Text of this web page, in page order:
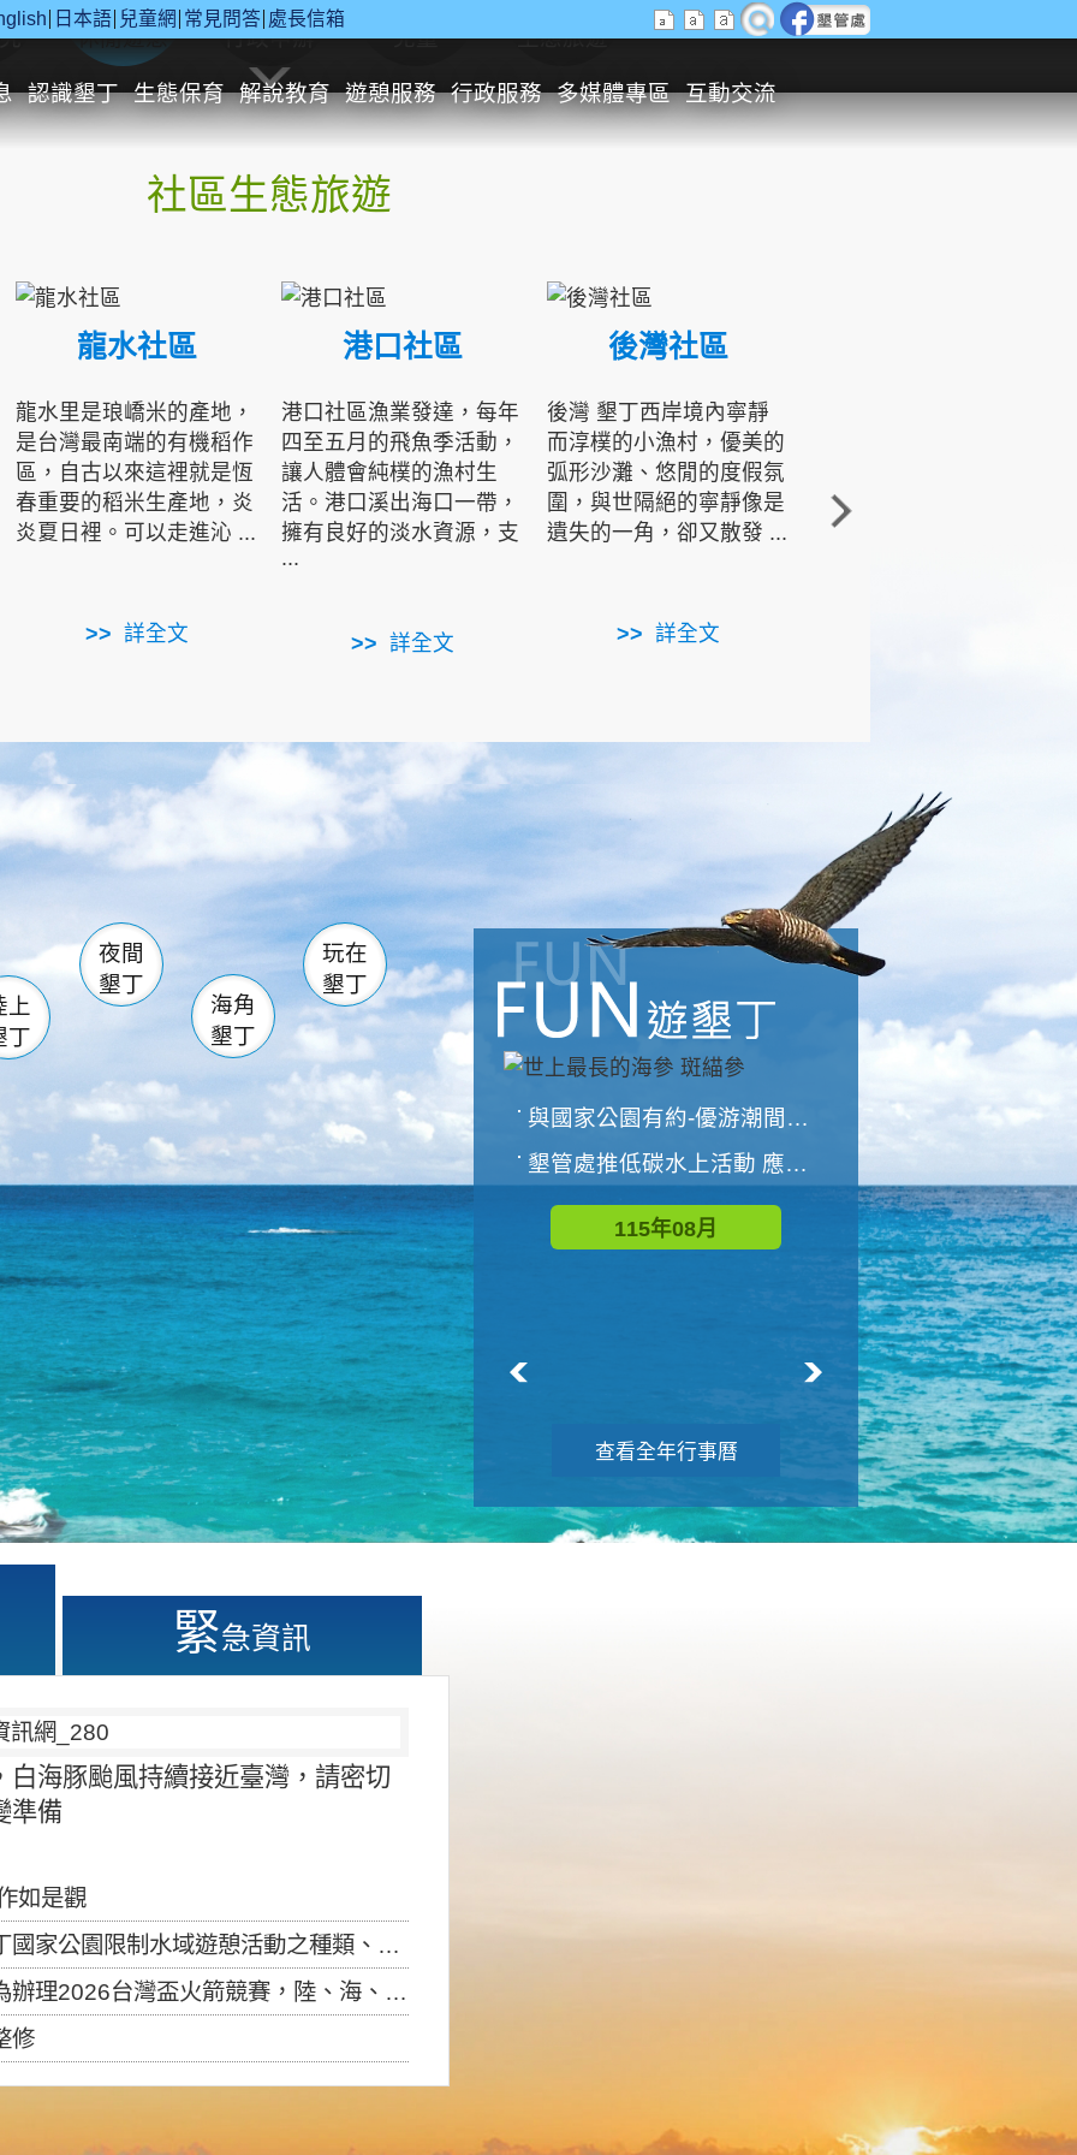
日本語 兒童網 常見問答 處長信箱
認識墾丁 生態保育 解說教育 遊憩服務 行政服務 多媒體專區 互動交流
休閒遊憩 行政申辦 兒童 生態旅遊
社區生態旅遊
龍水社區
龍水里是琅嶠米的產地，
是台灣最南端的有機稻作
區，自古以來這裡就是恆
春重要的稻米生產地，炎
炎夏日裡。可以走進沁 ...
詳全文
港口社區
港口社區漁業發達，每年
四至五月的飛魚季活動，
讓人體會純樸的漁村生
活。港口溪出海口一帶，
擁有良好的淡水資源，支
...
詳全文
後灣社區
後灣 墾丁西岸境內寧靜
而淳樸的小漁村，優美的
弧形沙灘、悠閒的度假氛
圍，與世隔絕的寧靜像是
遺失的一角，卻又散發 ...
詳全文
角的端點，冬季海浪拍打
著礁岸，旺盛的侵蝕作
南仁湖
滿州 佳樂水
森林遊樂區
墾管處遊客中心
社頂公園 風吹沙
船帆石 龍磐公園
香蕉灣 龍坑
鵝鑾鼻
上
丁
夜間
墾丁
海角
墾丁
玩在
墾丁
與國家公園有約-優游潮間探險者
墾管處推低碳水上活動 應屆畢業生限額免費參加
115年08月
世界地球清潔日 墾管處辦理「2026年墾丁國家公園沙灘淨灘活動
115年09月
查看全年行事曆
緊急資訊
海豚颱風持續接近臺灣，請密切
準備
如是觀
制水域遊憩活動之種類、範圍、時間及行為」，自即日生效。
盃火箭競賽，陸、海、空域警戒及協調相關事宜，因颱風備案事宜
修